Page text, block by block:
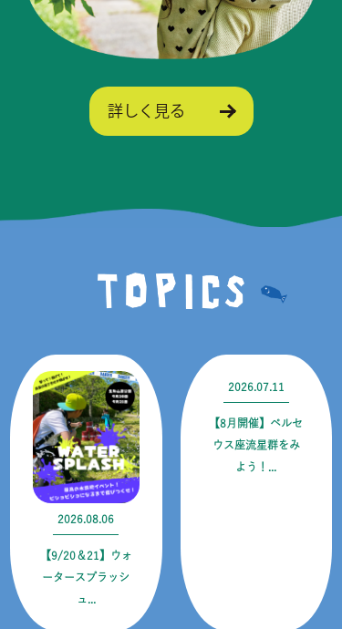
詳しく見る
2026.08.06
【9/20＆21】ウォ
ータースプラッシ
ュ...
2026.07.11
【8月開催】ペルセ
ウス座流星群をみ
よう！...